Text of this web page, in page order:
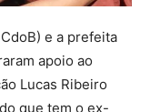
e a prefeita
apoio ao
Lucas Ribeiro
que tem o ex-